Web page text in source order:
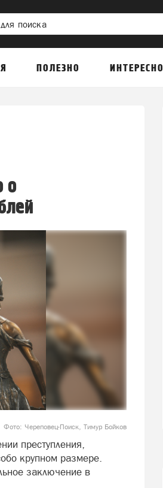
ПОЛЕЗНО ИНТЕРЕСНО
о
Фото: Череповец-Поиск, Тимур Бойков
преступления,
крупном размере.
заключение в